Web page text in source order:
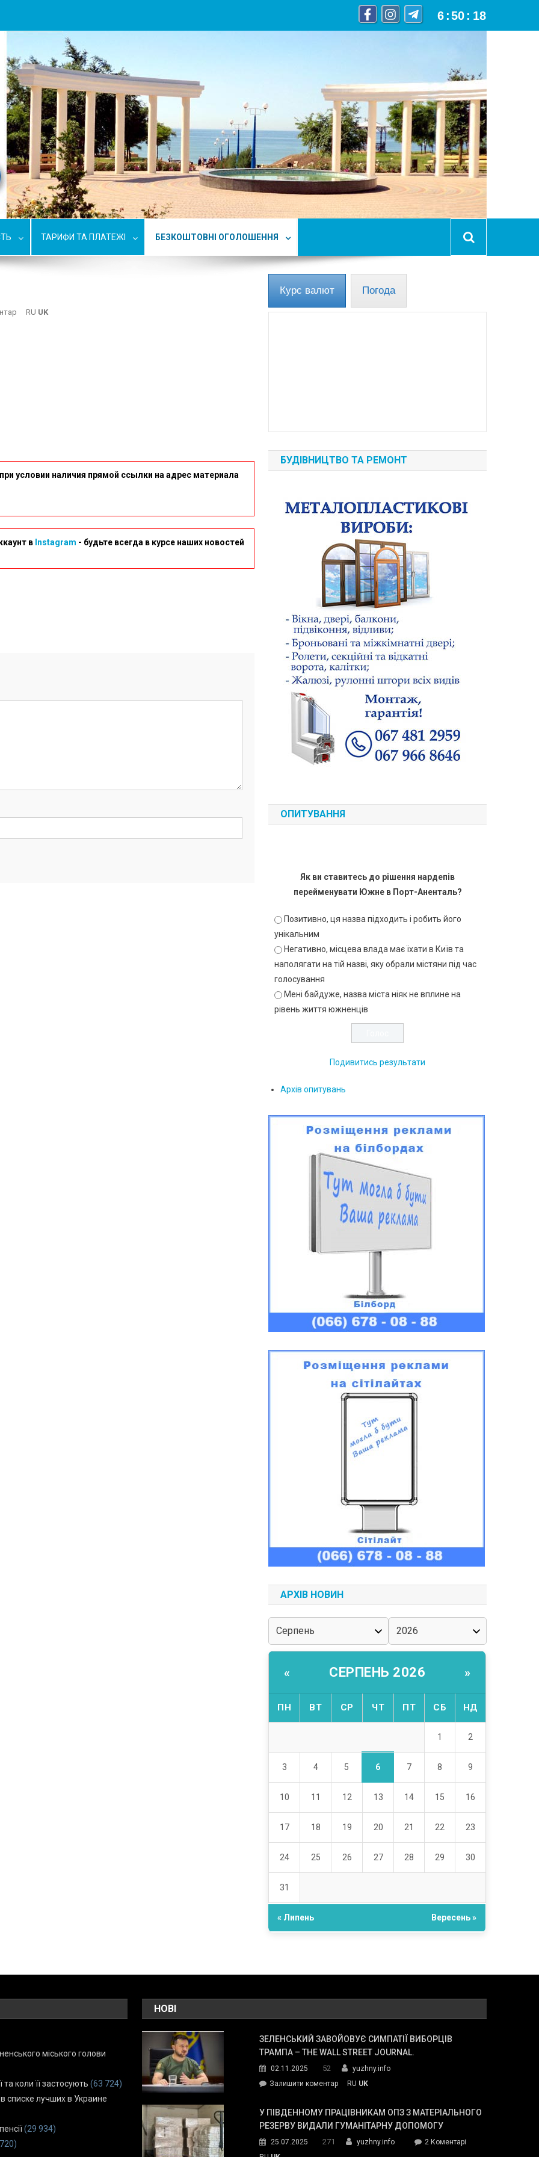
6 :50 : 19
ТАРИФИ ТА ПЛАТЕЖІ БЕЗКОШТОВНІ ОГОЛОШЕННЯ
RU UK
условии наличия прямой ссылки на адрес материала
в Instagram - будьте всегда в курсе наших новостей
Курс валют Погода
БУДІВНИЦТВО ТА РЕМОНТ
ОПИТУВАННЯ
Як ви ставитесь до рішення нардепів
перейменувати Южне в Порт-Аненталь?
Позитивно, ця назва підходить і робить його
унікальним
Негативно, місцева влада має їхати в Київ та
наполягати на тій назві, яку обрали містяни під час
голосування
Мені байдуже, назва міста ніяк не вплине на
рівень життя южненців
Подивитись результати
Архів опитувань
АРХІВ НОВИН
« СЕРПЕНЬ 2026 »
ПН ВТ СР ЧТ ПТ СБ НД
1 2
3 4 5 6 7 8 9
10 11 12 13 14 15 16
17 18 19 20 21 22 23
24 25 26 27 28 29 30
31
« Липень Вересень »
міського голови
коли її застосують (63 724)
списке лучших в Украине
(29 934)
НОВІ
ЗЕЛЕНСЬКИЙ ЗАВОЙОВУЄ СИМПАТІЇ ВИБОРЦІВ
ТРАМПА – THE WALL STREET JOURNAL.
02.11.2025 52
yuzhny.info
Залишити коментарon
завойовує
симпатії
Трампа
RU UK
У ПІВДЕННОМУ ПРАЦІВНИКАМ ОПЗ З МАТЕРІАЛЬНОГО
РЕЗЕРВУ ВИДАЛИ ГУМАНІТАРНУ ДОПОМОГУ
25.07.2025 271 yuzhny.info 2 Коментарідо